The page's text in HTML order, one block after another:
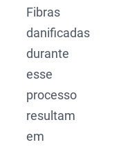
Fibras
danificadas
durante
esse
processo
resultam
em